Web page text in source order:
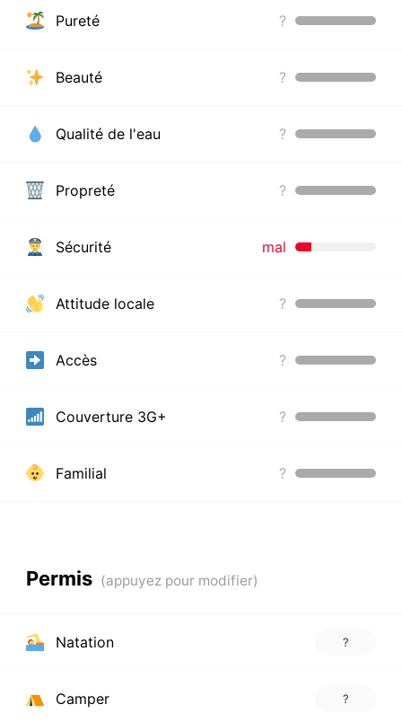
Pureté ?
Beauté ?
Qualité de l'eau ?
Propreté ?
Sécurité mal
Attitude locale ?
Accès ?
Couverture 3G+ ?
Familial ?
Permis
Natation ?
Camper ?